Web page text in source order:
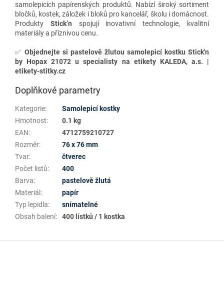
samolepicích papírenských produktů. Nabízí široký sortiment
bločků, kostek, záložek i bloků pro kancelář, školu i domácnost.
Produkty Stick’n spojují inovativní technologie, kvalitní
materiály a příznivou cenu.
✅ Objednejte si pastelově žlutou samolepicí kostku Stick'n
by Hopax 21072 u specialisty na etikety KALEDA, a.s. |
etikety-stitky.cz
Doplňkové parametry
Kategorie:
Samolepicí kostky
Hmotnost:
0.1 kg
EAN:
4712759210727
Rozměr:
76 x 76 mm
Tvar:
čtverec
Počet listů:
400
Barva:
pastelově žlutá
Materiál :
papír
Typ lepidla:
snímatelné
Obsah balení: 400 lístků / 1 kostka